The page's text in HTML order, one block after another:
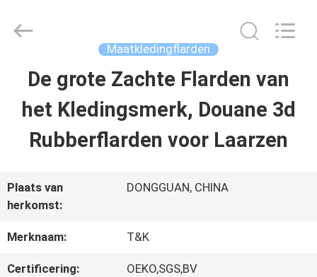
THUIS
PRODUCTEN
OVER
ONS
FABRIEKSREIS
Accessories
Co.,Ltd.
Reserved.
Maatkledingflarden
De grote Zachte Flarden van
het Kledingsmerk, Douane 3d
Rubberflarden voor Laarzen
Plaats van
herkomst:
DONGGUAN, CHINA
Merknaam: T&K
Certificering: OEKO,SGS,BV